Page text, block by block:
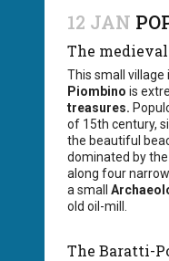
12 JAN
The
This small village
Piombino is
treasures.
of 15th century,
the beautiful
dominated by
along four
a small
old oil-mill.
The Baratti-